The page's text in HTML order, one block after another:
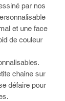
par nos
et une face
de couleur
chaine sur
défaire pour